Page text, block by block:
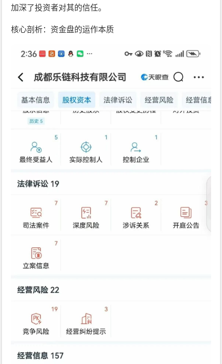
加深了投资者对其的信任。
核心剖析：资金盘的运作本质